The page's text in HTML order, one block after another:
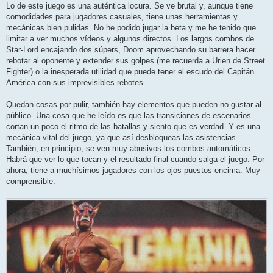
n
a
j
Lo de este juego es una auténtica locura. Se ve brutal y, aunque tiene
comodidades para jugadores casuales, tiene unas herramientas y
mecánicas bien pulidas. No he podido jugar la beta y me he tenido que
limitar a ver muchos vídeos y algunos directos. Los largos combos de
Star-Lord encajando dos súpers, Doom aprovechando su barrera hacer
rebotar al oponente y extender sus golpes (me recuerda a Urien de Street
Fighter) o la inesperada utilidad que puede tener el escudo del Capitán
América con sus imprevisibles rebotes.
Quedan cosas por pulir, también hay elementos que pueden no gustar al
público. Una cosa que he leído es que las transiciones de escenarios
cortan un poco el ritmo de las batallas y siento que es verdad. Y es una
mecánica vital del juego, ya que así desbloqueas las asistencias.
También, en principio, se ven muy abusivos los combos automáticos.
Habrá que ver lo que tocan y el resultado final cuando salga el juego. Por
ahora, tiene a muchísimos jugadores con los ojos puestos encima. Muy
comprensible.